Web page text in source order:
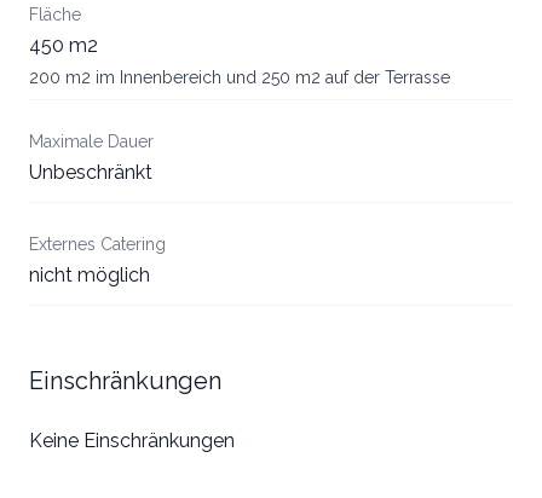
Fläche
450 m2
200 m2 im Innenbereich und 250 m2 auf der Terrasse
Maximale Dauer
Unbeschränkt
Externes Catering
nicht möglich
Einschränkungen
Keine Einschränkungen